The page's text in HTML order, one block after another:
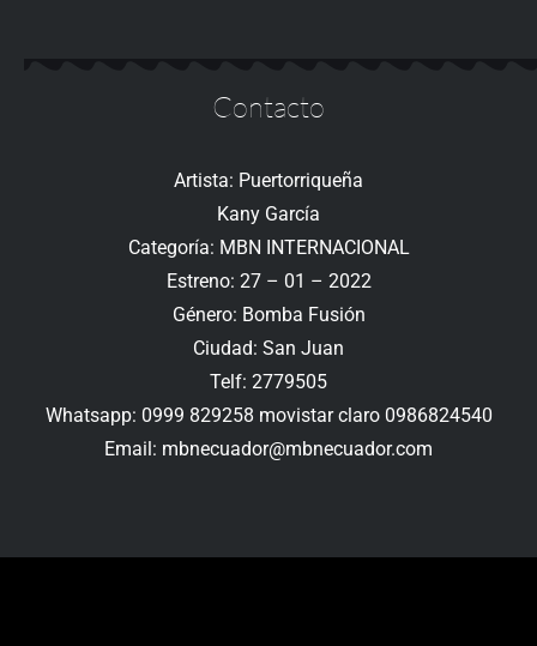
Contacto
Artista: Puertorriqueña
Kany García
Categoría: MBN INTERNACIONAL
Estreno: 27 – 01 – 2022
Género: Bomba Fusión
Ciudad: San Juan
Telf: 2779505
Whatsapp: 0999 829258 movistar claro 0986824540
Email: mbnecuador@mbnecuador.com